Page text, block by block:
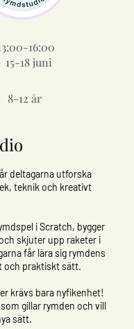
16:00
15-18 juni
8-12 år
deltagarna utforska
teknik och kreativt
i Scratch, bygger
skjuter upp raketer i
får lära sig rymdens
och praktiskt sätt.
krävs bara nyfikenhet!
gillar rymden och vill
sätt.